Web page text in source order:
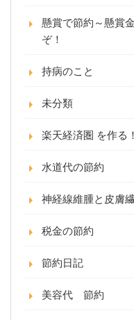
懸賞で節約～懸賞
ぞ！
持病のこと
未分類
楽天経済圏 を作る
水道代の節約
神経線維腫と皮膚
税金の節約
節約日記
美容代 節約